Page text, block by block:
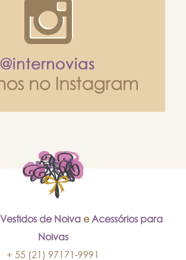
Vestidos de Noiva e Acessórios para
Noivas
+ 55 (21) 97171-9991